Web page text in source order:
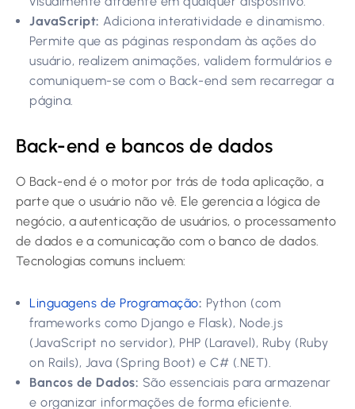
JavaScript: Adiciona interatividade e dinamismo.
Permite que as páginas respondam às ações do
usuário, realizem animações, validem formulários e
comuniquem-se com o Back-end sem recarregar a
página.
Back-end e bancos de dados
O Back-end é o motor por trás de toda aplicação, a
parte que o usuário não vê. Ele gerencia a lógica de
negócio, a autenticação de usuários, o processamento
de dados e a comunicação com o banco de dados.
Tecnologias comuns incluem:
Linguagens de Programação: Python (com
frameworks como Django e Flask), Node.js
(JavaScript no servidor), PHP (Laravel), Ruby (Ruby
on Rails), Java (Spring Boot) e C# (.NET).
Bancos de Dados: São essenciais para armazenar
e organizar informações de forma eficiente.